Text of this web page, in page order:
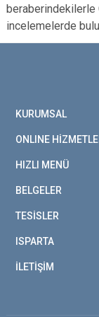
beraberindekilerle
incelemelerde
KURUMSAL
ONLINE
HIZLI MENÜ
BELGELER
TESİSLER
ISPARTA
İLETİŞİM